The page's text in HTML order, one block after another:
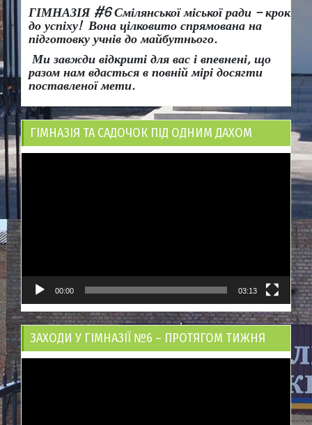
ГІМНАЗІЯ #6 Смілянської міської ради – крок
до успіху! Вона цілковито спрямована на
підготовку учнів до майбутнього.
Ми завжди відкриті для вас і впевнені, що
разом нам вдасться в повній мірі досягти
поставленої мети.
ГІМНАЗІЯ ТА САДОЧОК ПІД ОДНИМ ДАХОМ
00:00 03:13
ЗАХОДИ У ГІМНАЗІЇ №6 – ПРОТЯГОМ ТИЖНЯ